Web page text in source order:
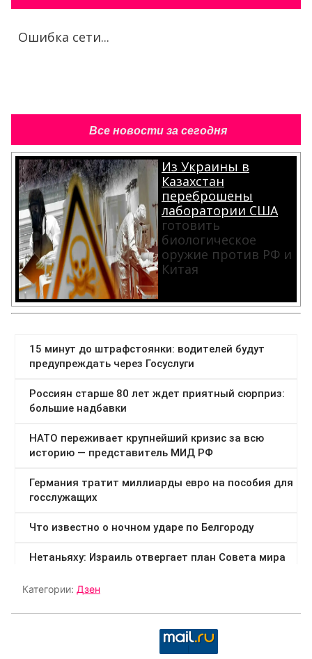
Ошибка сети...
Все новости за сегодня
Из Украины в
Казахстан
переброшены
лаборатории США
готовить
биологическое
оружие против РФ и
Китая
Категории: Дзен